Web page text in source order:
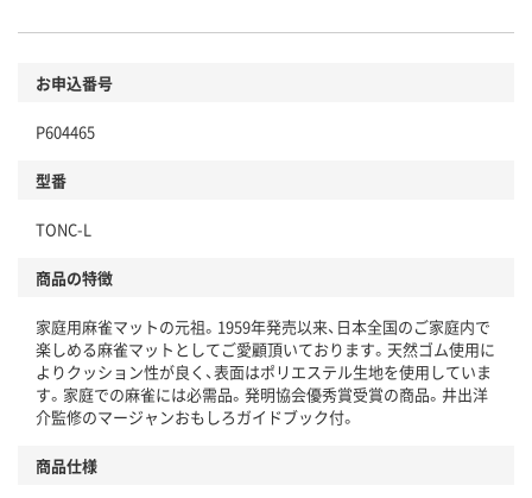
お申込番号
P604465
型番
TONC-L
商品の特徴
家庭用麻雀マットの元祖。1959年発売以来、日本全国のご家庭内で
楽しめる麻雀マットとしてご愛顧頂いております。天然ゴム使用に
よりクッション性が良く、表面はポリエステル生地を使用していま
す。家庭での麻雀には必需品。発明協会優秀賞受賞の商品。井出洋
介監修のマージャンおもしろガイドブック付。
商品仕様